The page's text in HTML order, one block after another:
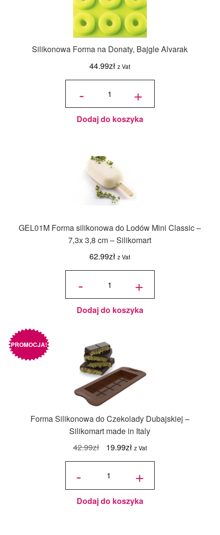
Silikonowa Forma na Donaty, Bajgle Alvarak
44.99zł z Vat
-
ilość
Donaty,
Bajgle
Alvarak +
Dodaj do koszyka
GEL01M Forma silikonowa do Lodów Mini Classic –
7,3x 3,8 cm – Silikomart
62.99zł z Vat
-
ilość
silikonowa
do Lodów
Mini
Classic -
7,3x 3,8
Silikomart
+
Dodaj do koszyka
Forma Silikonowa do Czekolady Dubajskiej –
Silikomart made in Italy
PROMOCJA!
42.99zł
Pierwotna
cena
wynosiła:
19.99złAktualna
cena
19.99zł.
z Vat
-
ilość
do
Czekolady
Dubajskiej
–
Silikomart
Italy
+
Dodaj do koszyka